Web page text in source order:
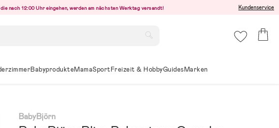
nach 12:00 Uhr eingehen, werden am nächsten Werktag versandt! Kundenservice
BabyprodukteMamaSportFreizeit & HobbyGuidesMarken
BabyBjörn